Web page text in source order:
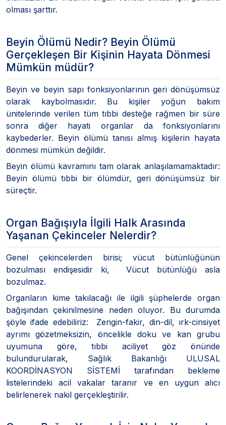
olması şarttır.
Beyin Ölümü Nedir? Beyin Ölümü
Gerçekleşen Bir Kişinin Hayata Dönmesi
Mümkün müdür?
Beyin ve beyin sapı fonksiyonlarının geri dönüşümsüz
olarak kaybolmasıdır. Bu kişiler yoğun bakım
ünitelerinde verilen tüm tıbbi desteğe rağmen bir süre
sonra diğer hayati organlar da fonksiyonlarını
kaybederler. Beyin ölümü tanısı almış kişilerin hayata
dönmesi mümkün değildir.
Beyin ölümü kavramını tam olarak anlaşılamamaktadır:
Beyin ölümü tıbbi bir ölümdür, geri dönüşümsüz bir
süreçtir.
Organ Bağışıyla İlgili Halk Arasında
Yaşanan Çekinceler Nelerdir?
Genel çekincelerden birisi; vücut bütünlüğünün
bozulması endişesidir ki, Vücut bütünlüğü asla
bozulmaz.
Organların kime takılacağı ile ilgili şüphelerde organ
bağışından çekinilmesine neden oluyor. Bu durumda
şöyle ifade edebiliriz: Zengin-fakir, din-dil, ırk-cinsiyet
ayrımı gözetmeksizin, öncelikle doku ve kan grubu
uyumuna göre, tıbbi aciliyet göz önünde
bulundurularak, Sağlık Bakanlığı ULUSAL
KOORDİNASYON SİSTEMİ tarafından bekleme
listelerindeki acil vakalar taranır ve en uygun alıcı
belirlenerek nakil gerçekleştirilir.